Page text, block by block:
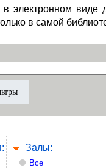
электронном виде
в самой
Залы:
Все